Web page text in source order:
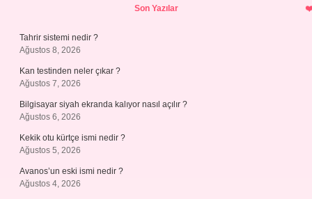
Son Yazılar
Tahrir sistemi nedir ?
Ağustos 8, 2026
Kan testinden neler çıkar ?
Ağustos 7, 2026
Bilgisayar siyah ekranda kalıyor nasıl açılır ?
Ağustos 6, 2026
Kekik otu kürtçe ismi nedir ?
Ağustos 5, 2026
Avanos’un eski ismi nedir ?
Ağustos 4, 2026